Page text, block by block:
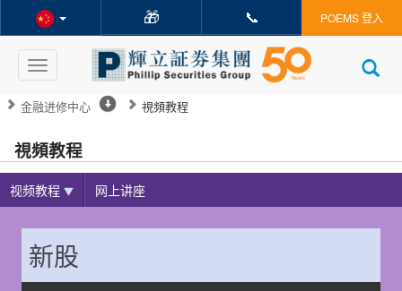
🎁 📞 POEMS 登入
Toggle
navigation
金融进修中心 視頻教程
視頻教程
视频教程 网上讲座
新股